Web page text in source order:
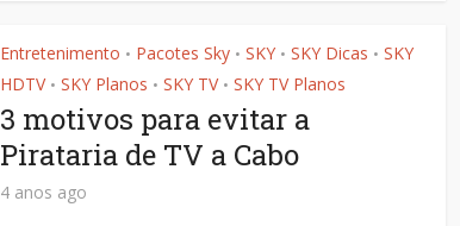
Entretenimento • Pacotes Sky • SKY • SKY Dicas • SKY
HDTV • SKY Planos • SKY TV • SKY TV Planos
3 motivos para evitar a
Pirataria de TV a Cabo
4 anos ago